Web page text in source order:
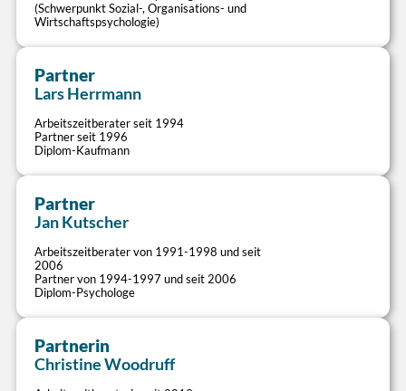
Lösung von Schicht- und Dienstplan-
Herausforderungen
Bereitstellung einfacher Tools zur
Bedarfsermittlung
Flexible Tagesarbeitszeit
Potenziale eigenverantwortlich gesteuerter
ausschöpfen
bestehender Arbeitszeitsysteme
Integration von Arbeitszeitsystemen in
moderne Arbeitsformen
Mitarbeiter passgenau realisieren
Grunddienstpläne, Modulsysteme)
Systematisches Ausfallzeitenmanagement,
Personalbedarf
unabhängig ermitteln
(Schwerpunkt Sozial-, Organisations- und
Wirtschaftspsychologie)
Partner
Lars Herrmann
Arbeitszeitberater seit 1994
Partner seit 1996
Diplom-Kaufmann
Partner
Jan Kutscher
Arbeitszeitberater von 1991-1998 und seit
2006
Partner von 1994-1997 und seit 2006
Diplom-Psychologe
Partnerin
Christine Woodruff